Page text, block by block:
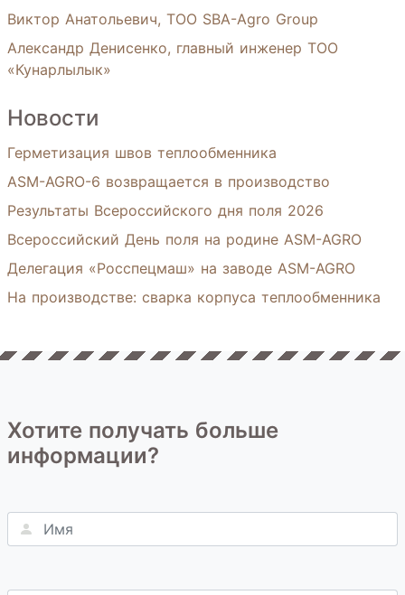
Виктор Анатольевич, ТОО SBA-Agro Group
Александр Денисенко, главный инженер ТОО
«Кунарлылык»
Новости
Герметизация швов теплообменника
ASM-AGRO-6 возвращается в производство
Результаты Всероссийского дня поля 2026
Всероссийский День поля на родине ASM-AGRO
Делегация «Росспецмаш» на заводе ASM-AGRO
На производстве: сварка корпуса теплообменника
Хотите получать больше
информации?